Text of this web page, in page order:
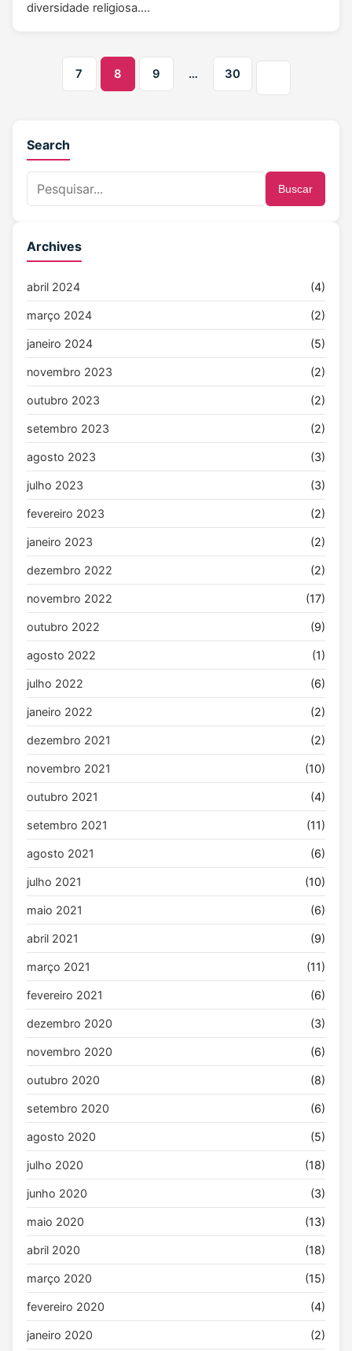
diversidade religiosa.…
7 8 9 … 30
Search
Buscar
Archives
abril 2024 (4)
março 2024 (2)
janeiro 2024 (5)
novembro 2023 (2)
outubro 2023 (2)
setembro 2023 (2)
agosto 2023 (3)
julho 2023 (3)
fevereiro 2023 (2)
janeiro 2023 (2)
dezembro 2022 (2)
novembro 2022 (17)
outubro 2022 (9)
agosto 2022 (1)
julho 2022 (6)
janeiro 2022 (2)
dezembro 2021 (2)
novembro 2021 (10)
outubro 2021 (4)
setembro 2021 (11)
agosto 2021 (6)
julho 2021 (10)
maio 2021 (6)
abril 2021 (9)
março 2021 (11)
fevereiro 2021 (6)
dezembro 2020 (3)
novembro 2020 (6)
outubro 2020 (8)
setembro 2020 (6)
agosto 2020 (5)
julho 2020 (18)
junho 2020 (3)
maio 2020 (13)
abril 2020 (18)
março 2020 (15)
fevereiro 2020 (4)
janeiro 2020 (2)